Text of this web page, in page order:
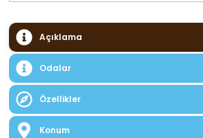
Açıklama
Odalar
Özellikler
Konum